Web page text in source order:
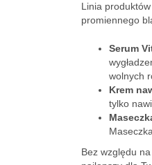
Linia
promiennego
Serum
wolnych
Krem
tylko
Bez względu